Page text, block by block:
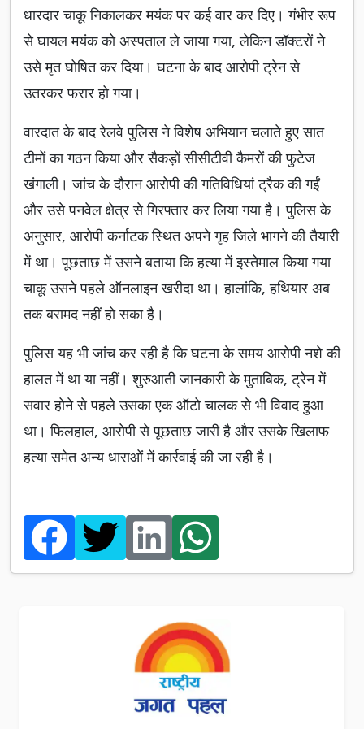
धारदार चाकू निकालकर मयंक पर कई वार कर दिए। गंभीर रूप
से घायल मयंक को अस्पताल ले जाया गया, लेकिन डॉक्टरों ने
उसे मृत घोषित कर दिया। घटना के बाद आरोपी ट्रेन से
उतरकर फरार हो गया।
वारदात के बाद रेलवे पुलिस ने विशेष अभियान चलाते हुए सात
टीमों का गठन किया और सैकड़ों सीसीटीवी कैमरों की फुटेज
खंगाली। जांच के दौरान आरोपी की गतिविधियां ट्रैक की गईं
और उसे पनवेल क्षेत्र से गिरफ्तार कर लिया गया है। पुलिस के
अनुसार, आरोपी कर्नाटक स्थित अपने गृह जिले भागने की तैयारी
में था। पूछताछ में उसने बताया कि हत्या में इस्तेमाल किया गया
चाकू उसने पहले ऑनलाइन खरीदा था। हालांकि, हथियार अब
तक बरामद नहीं हो सका है।
पुलिस यह भी जांच कर रही है कि घटना के समय आरोपी नशे की
हालत में था या नहीं। शुरुआती जानकारी के मुताबिक, ट्रेन में
सवार होने से पहले उसका एक ऑटो चालक से भी विवाद हुआ
था। फिलहाल, आरोपी से पूछताछ जारी है और उसके खिलाफ
हत्या समेत अन्य धाराओं में कार्रवाई की जा रही है।